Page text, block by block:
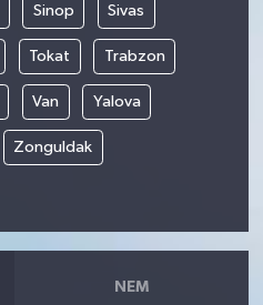
Sinop Sivas
Tokat Trabzon
Van Yalova
Zonguldak
NEM